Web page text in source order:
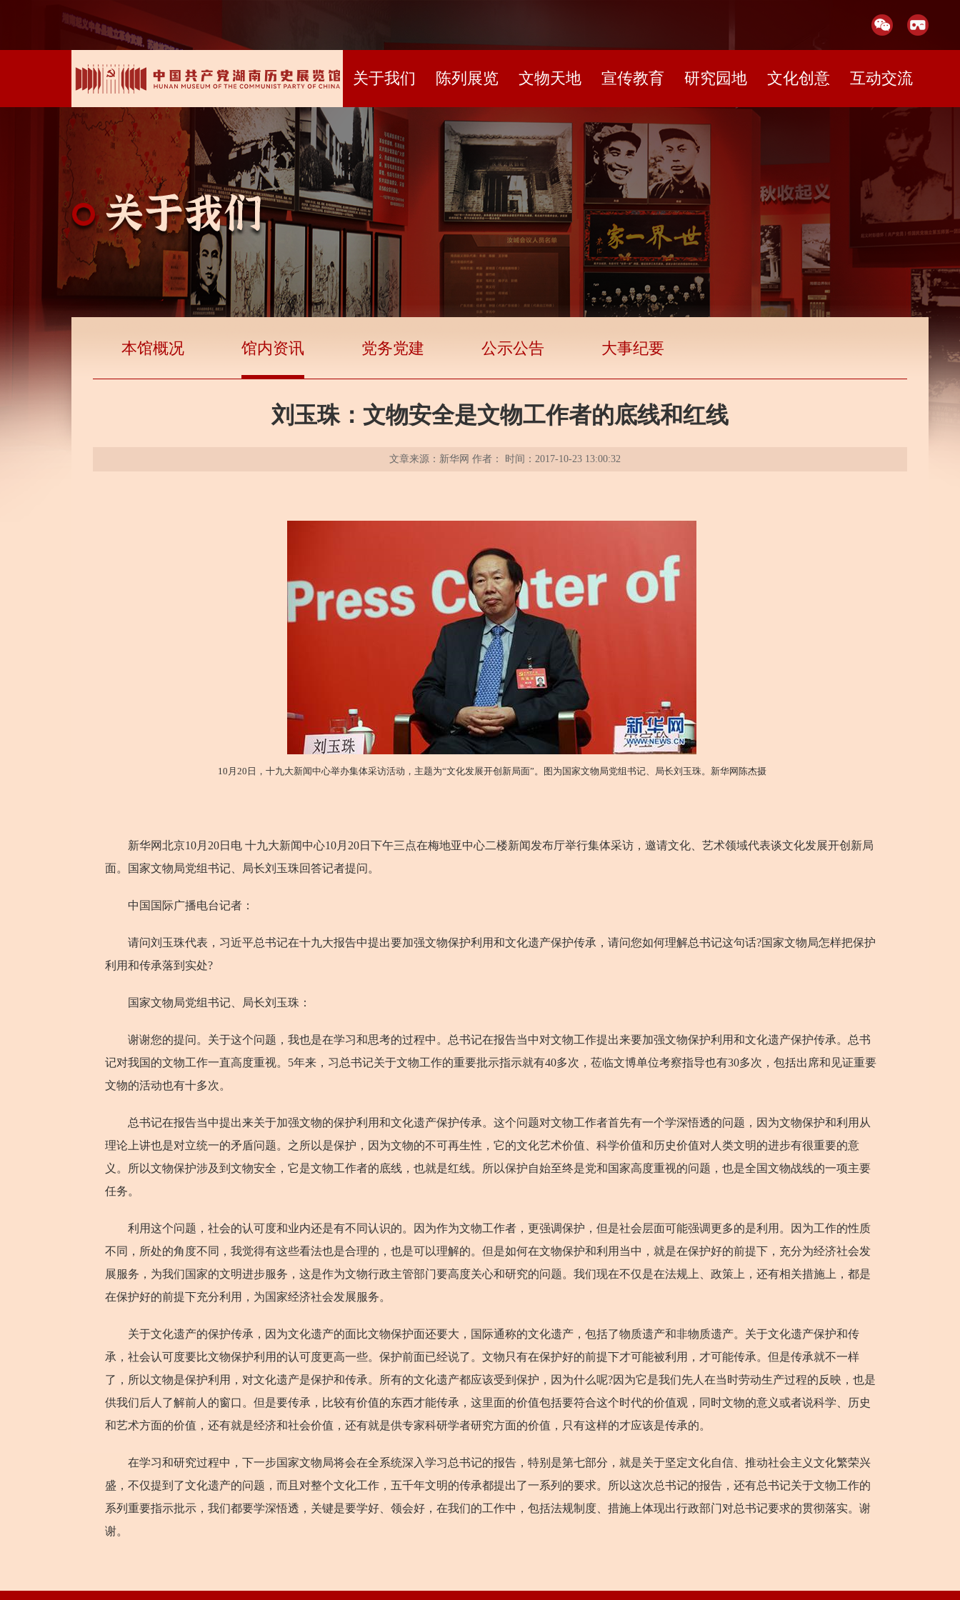
关于我们 陈列展览 文物天地 宣传教育 研究园地 文化创意 互动交流
本馆概况 馆内资讯 党务党建 公示公告 大事纪要
刘玉珠：文物安全是文物工作者的底线和红线
文章来源：新华网 作者： 时间：2017-10-23 13:00:32
10月20日，十九大新闻中心举办集体采访活动，主题为“文化发展开创新局面”。图为国家文物局党组书记、局长刘玉珠。新华网陈杰摄
新华网北京10月20日电 十九大新闻中心10月20日下午三点在梅地亚中心二楼新闻发布厅举行集体采访，邀请文化、艺术领域代表谈文化发展开创新局
面。国家文物局党组书记、局长刘玉珠回答记者提问。
中国国际广播电台记者：
请问刘玉珠代表，习近平总书记在十九大报告中提出要加强文物保护利用和文化遗产保护传承，请问您如何理解总书记这句话?国家文物局怎样把保护
利用和传承落到实处?
国家文物局党组书记、局长刘玉珠：
谢谢您的提问。关于这个问题，我也是在学习和思考的过程中。总书记在报告当中对文物工作提出来要加强文物保护利用和文化遗产保护传承。总书
记对我国的文物工作一直高度重视。5年来，习总书记关于文物工作的重要批示指示就有40多次，莅临文博单位考察指导也有30多次，包括出席和见证重要
文物的活动也有十多次。
总书记在报告当中提出来关于加强文物的保护利用和文化遗产保护传承。这个问题对文物工作者首先有一个学深悟透的问题，因为文物保护和利用从
理论上讲也是对立统一的矛盾问题。之所以是保护，因为文物的不可再生性，它的文化艺术价值、科学价值和历史价值对人类文明的进步有很重要的意
义。所以文物保护涉及到文物安全，它是文物工作者的底线，也就是红线。所以保护自始至终是党和国家高度重视的问题，也是全国文物战线的一项主要
任务。
利用这个问题，社会的认可度和业内还是有不同认识的。因为作为文物工作者，更强调保护，但是社会层面可能强调更多的是利用。因为工作的性质
不同，所处的角度不同，我觉得有这些看法也是合理的，也是可以理解的。但是如何在文物保护和利用当中，就是在保护好的前提下，充分为经济社会发
展服务，为我们国家的文明进步服务，这是作为文物行政主管部门要高度关心和研究的问题。我们现在不仅是在法规上、政策上，还有相关措施上，都是
在保护好的前提下充分利用，为国家经济社会发展服务。
关于文化遗产的保护传承，因为文化遗产的面比文物保护面还要大，国际通称的文化遗产，包括了物质遗产和非物质遗产。关于文化遗产保护和传
承，社会认可度要比文物保护利用的认可度更高一些。保护前面已经说了。文物只有在保护好的前提下才可能被利用，才可能传承。但是传承就不一样
了，所以文物是保护利用，对文化遗产是保护和传承。所有的文化遗产都应该受到保护，因为什么呢?因为它是我们先人在当时劳动生产过程的反映，也是
供我们后人了解前人的窗口。但是要传承，比较有价值的东西才能传承，这里面的价值包括要符合这个时代的价值观，同时文物的意义或者说科学、历史
和艺术方面的价值，还有就是经济和社会价值，还有就是供专家科研学者研究方面的价值，只有这样的才应该是传承的。
在学习和研究过程中，下一步国家文物局将会在全系统深入学习总书记的报告，特别是第七部分，就是关于坚定文化自信、推动社会主义文化繁荣兴
盛，不仅提到了文化遗产的问题，而且对整个文化工作，五千年文明的传承都提出了一系列的要求。所以这次总书记的报告，还有总书记关于文物工作的
系列重要指示批示，我们都要学深悟透，关键是要学好、领会好，在我们的工作中，包括法规制度、措施上体现出行政部门对总书记要求的贯彻落实。谢
谢。